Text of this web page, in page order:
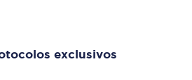
exclusivos